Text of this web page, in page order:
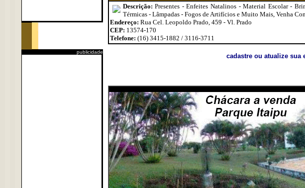
publicidade
Descrição:Presentes - Enfeites Natalinos - Material Escolar -
Térmicas - Lâmpadas - Fogos de Artifícios e Muito Mais, Venha
Endereço: Rua Cel. Leopoldo Prado, 459 - Vl. Prado
CEP: 13574-170
Telefone: (16) 3415-1882 / 3116-3711
cadastre ou atualize sua